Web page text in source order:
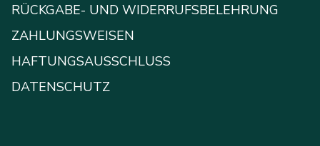
RÜCKGABE- UND WIDERRUFSBELEHRUNG
ZAHLUNGSWEISEN
HAFTUNGSAUSSCHLUSS
DATENSCHUTZ